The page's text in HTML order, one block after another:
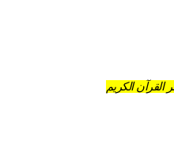
الكريم